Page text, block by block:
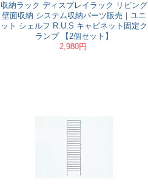
収納ラック ディスプレイラック リビング
壁面収納 システム収納パーツ販売｜ユニ
ット シェルフ R.U.S キャビネット固定ク
ランプ 【2個セット】
2,980円